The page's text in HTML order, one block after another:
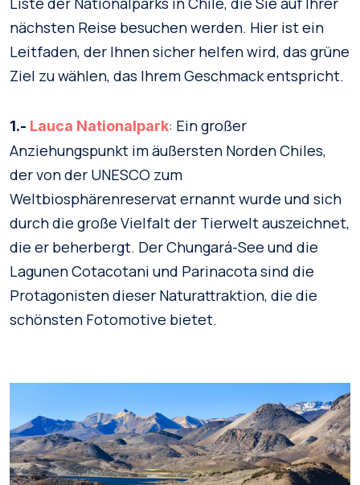
nächsten Reise besuchen werden. Hier ist ein
Leitfaden, der Ihnen sicher helfen wird, das grüne
Ziel zu wählen, das Ihrem Geschmack entspricht.
1.- Lauca Nationalpark: Ein großer
Anziehungspunkt im äußersten Norden Chiles,
der von der UNESCO zum
Weltbiosphärenreservat ernannt wurde und sich
durch die große Vielfalt der Tierwelt auszeichnet,
die er beherbergt. Der Chungará-See und die
Lagunen Cotacotani und Parinacota sind die
Protagonisten dieser Naturattraktion, die die
schönsten Fotomotive bietet.